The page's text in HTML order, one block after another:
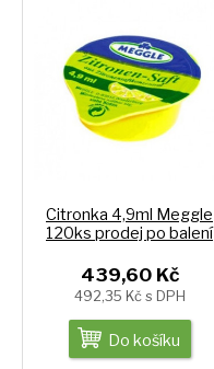
Citronka 4,9ml Meggle
120ks prodej po balení
439,60 Kč
492,35 Kč s DPH
Do košíku